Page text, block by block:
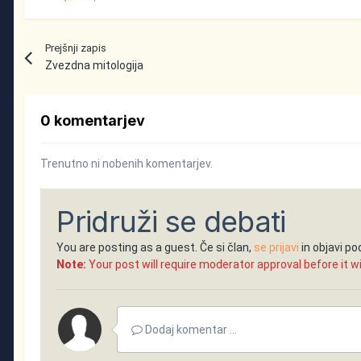
Prejšnji zapis
Zvezdna mitologija
0 komentarjev
Trenutno ni nobenih komentarjev.
Pridruži se debati
You are posting as a guest. Če si član, se prijavi in objavi
Note: Your post will require moderator approval before it
Dodaj komentar ...